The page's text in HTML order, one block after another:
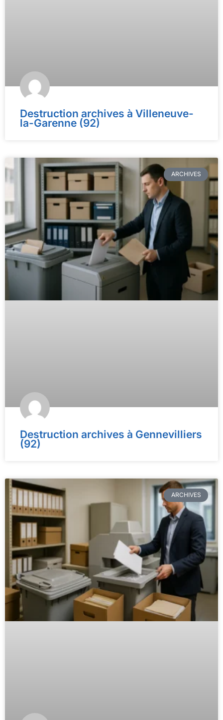
Destruction archives à Villeneuve-
la-Garenne (92)
ARCHIVES
Destruction archives à Gennevilliers
(92)
ARCHIVES